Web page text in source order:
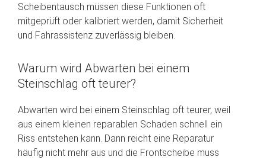
Scheibentausch müssen diese Funktionen oft
mitgeprüft oder kalibriert werden, damit Sicherheit
und Fahrassistenz zuverlässig bleiben.
Warum wird Abwarten bei einem
Steinschlag oft teurer?
Abwarten wird bei einem Steinschlag oft teurer, weil
aus einem kleinen reparablen Schaden schnell ein
Riss entstehen kann. Dann reicht eine Reparatur
häufig nicht mehr aus und die Frontscheibe muss